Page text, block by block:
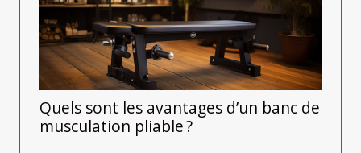
Quels sont les avantages d’un banc de
musculation pliable ?